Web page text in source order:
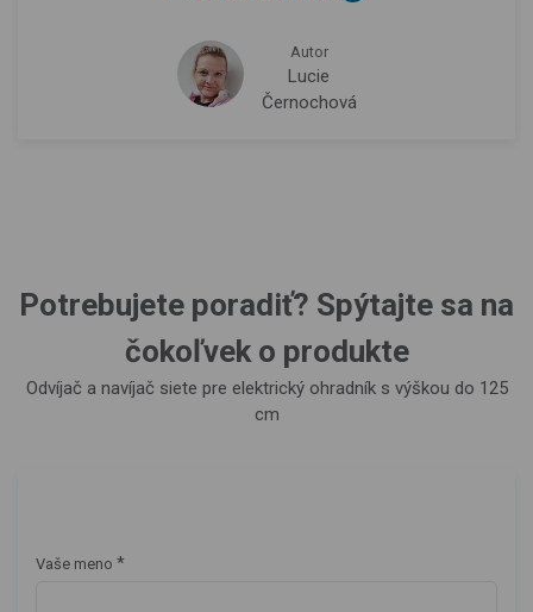
Autor
Lucie
Černochová
Potrebujete poradiť? Spýtajte sa na
čokoľvek o produkte
Odvíjač a navíjač siete pre elektrický ohradník s výškou do 125
cm
Vaše meno *